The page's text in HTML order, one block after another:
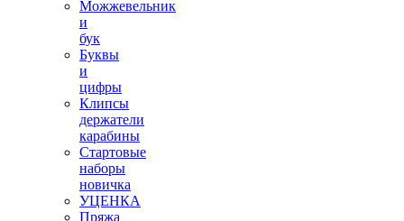
Можжевельник
и
бук
Буквы
и
цифры
Клипсы
держатели
карабины
Стартовые
наборы
новичка
УЦЕНКА
Пряжа